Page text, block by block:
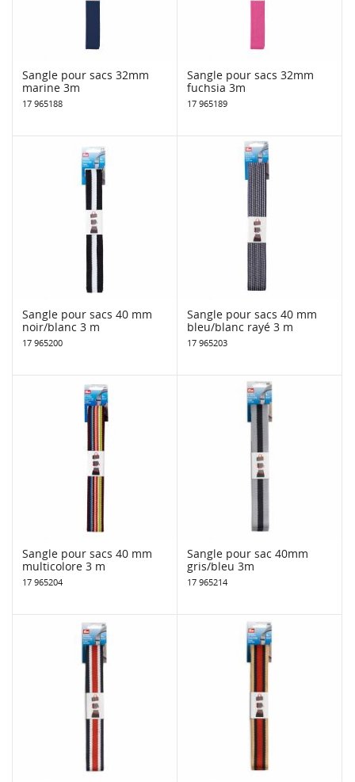
Sangle pour sacs 32mm
marine 3m
17 965188
Sangle pour sacs 32mm
fuchsia 3m
17 965189
Sangle pour sacs 40 mm
noir/blanc 3 m
17 965200
Sangle pour sacs 40 mm
bleu/blanc rayé 3 m
17 965203
Sangle pour sacs 40 mm
multicolore 3 m
17 965204
Sangle pour sac 40mm
gris/bleu 3m
17 965214